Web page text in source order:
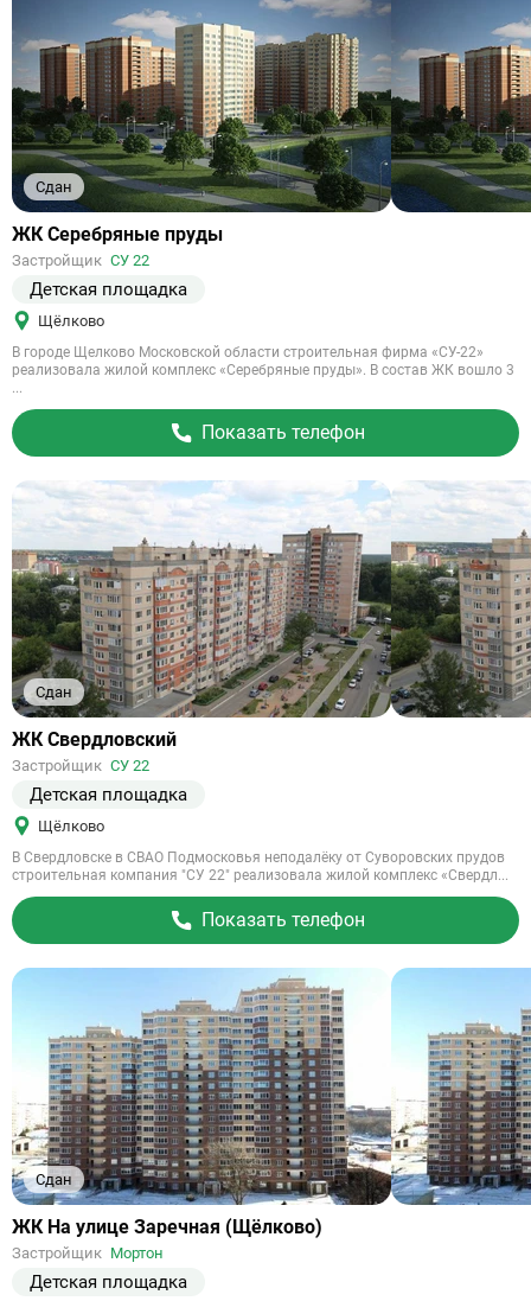
Сдан
Ссылка
объект
ЖК Серебряные пруды
Застройщик СУ 22
Детская площадка
Щёлково
В городе Щелково Московской области строительная фирма «СУ-22»
реализовала жилой комплекс «Серебряные пруды». В состав ЖК вошло 3
...
Показать телефон
Сдан
Ссылка
объект
ЖК Свердловский
Застройщик СУ 22
Детская площадка
Щёлково
В Свердловске в СВАО Подмосковья неподалёку от Суворовских прудов
строительная компания "СУ 22" реализовала жилой комплекс «Свердл...
Показать телефон
Сдан
Ссылка
объект
ЖК На улице Заречная (Щёлково)
Застройщик Мортон
Детская площадка